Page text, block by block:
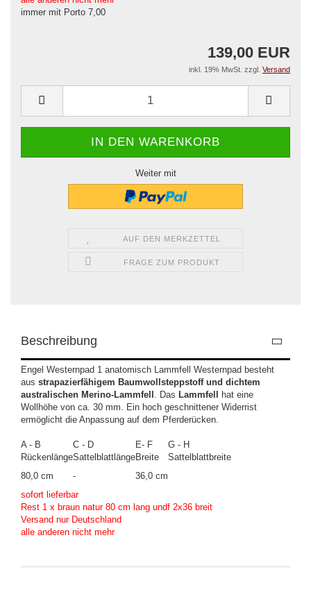
immer mit Porto 7,00
139,00 EUR
inkl. 19% MwSt. zzgl. Versand
Weiter mit
AUF DEN MERKZETTEL
FRAGE ZUM PRODUKT
Beschreibung
Engel Westernpad 1 anatomisch Lammfell Westernpad besteht
aus strapazierfähigem Baumwollsteppstoff und dichtem
australischen Merino-Lammfell . Das Lammfell hat eine
Wollhöhe von ca. 30 mm. Ein hoch geschnittener Widerrist
ermöglicht die Anpassung auf dem Pferderücken.
A - B C - D E- F
G - H
RückenlängeSattelblattlängeBreite
Sattelblattbreite
80,0 cm
-
36,0 cm
sofort lieferbar
Rest 1 x braun natur 80 cm lang undf 2x36 breit
​Versand nur Deutschland
alle anderen nicht mehr